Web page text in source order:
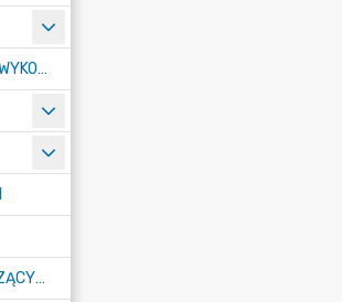
OTWARTE DANE ORAZ PONOWNE WYKORZYSTANIE INFORMACJI SEKTORA PUBLICZNEGO
INFORMACJA DLA OSÓB NIESŁYSZĄCYCH